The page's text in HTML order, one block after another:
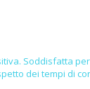
Soddisfatta
dei tempi di